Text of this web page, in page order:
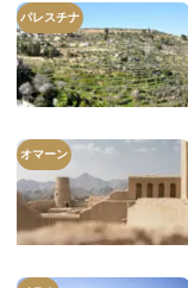
パレスチナ
オマーン